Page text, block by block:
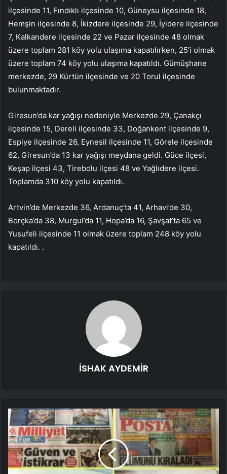
ilçesinde 11, Fındıklı ilçesinde 10, Güneysu ilçesinde 18,
Hemşin ilçesinde 8, İkizdere ilçesinde 29, İyidere ilçesinde
7, Kalkandere ilçesinde 22 ve Pazar ilçesinde 48 olmak
üzere toplam 281 köy yolu ulaşıma kapatılırken, 25’i olmak
üzere toplam 74 köy yolu ulaşıma kapatıldı. Gümüşhane
merkezde, 29 Kürtün ilçesinde ve 20 Torul ilçesinde
bulunmaktadır.
Giresun’da kar yağışı nedeniyle Merkezde 29, Çanakçı
ilçesinde 15, Dereli ilçesinde 33, Doğankent ilçesinde 9,
Espiye ilçesinde 26, Eynesil ilçesinde 11, Görele ilçesinde
62, Giresun’da 13 kar yağışı meydana geldi. Güce ilçesi,
Keşap ilçesi 43, Tirebolu ilçesi 48 ve Yağlıdere ilçesi.
Toplamda 310 köy yolu kapatıldı.
Artvin’de Merkezde 36, Ardanuç’ta 41, Arhavi’de 30,
Borçka’da 38, Murgul’da 11, Hopa’da 16, Şavşat’ta 65 ve
Yusufeli ilçesinde 11 olmak üzere toplam 248 köy yolu
kapatıldı. .
İSHAK AYDEMİR